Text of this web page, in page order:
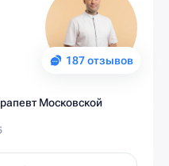
187 отзывов
Московской